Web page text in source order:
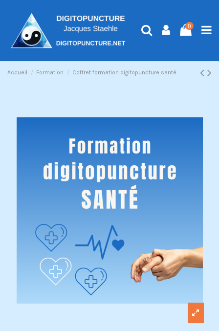
0
Accueil Formation Coffret formation digitopuncture santé